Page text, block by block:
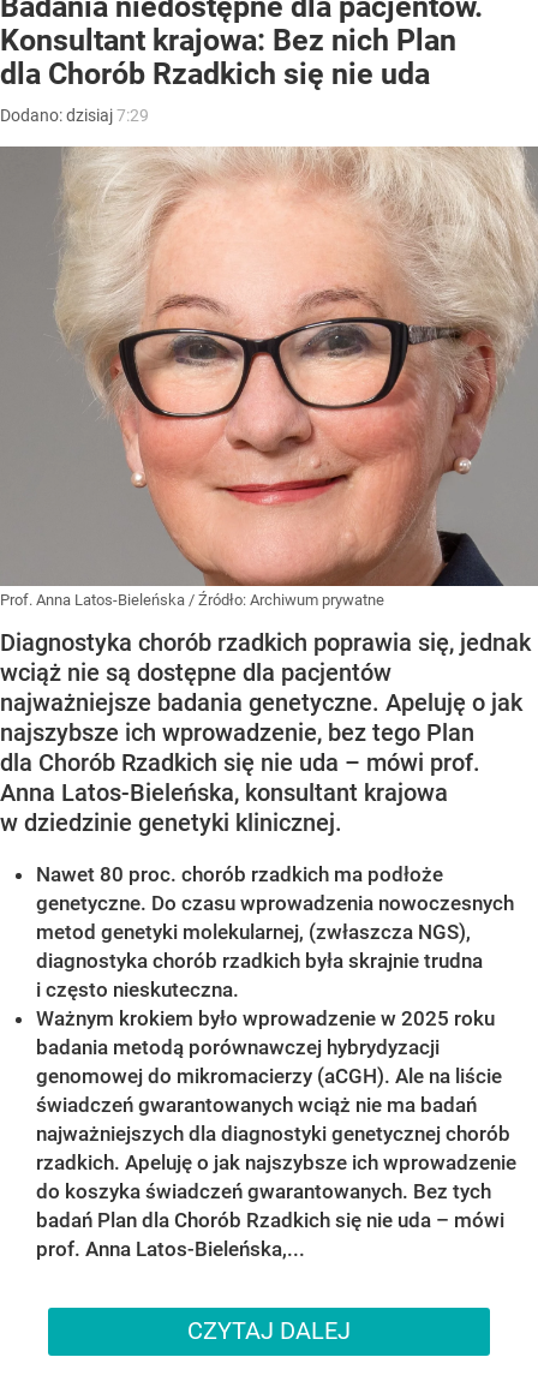
Konsultant krajowa: Bez nich Plan
dla Chorób Rzadkich się nie uda
Dodano:dzisiaj7:29
Prof. Anna Latos-Bieleńska / Źródło: Archiwum prywatne
Diagnostyka chorób rzadkich poprawia się, jednak
wciąż nie są dostępne dla pacjentów
najważniejsze badania genetyczne. Apeluję o jak
najszybsze ich wprowadzenie, bez tego Plan
dla Chorób Rzadkich się nie uda – mówi prof.
Anna Latos-Bieleńska, konsultant krajowa
w dziedzinie genetyki klinicznej.
Nawet 80 proc. chorób rzadkich ma podłoże
genetyczne. Do czasu wprowadzenia nowoczesnych
metod genetyki molekularnej, (zwłaszcza NGS),
diagnostyka chorób rzadkich była skrajnie trudna
i często nieskuteczna.
Ważnym krokiem było wprowadzenie w 2025 roku
badania metodą porównawczej hybrydyzacji
genomowej do mikromacierzy (aCGH). Ale na liście
świadczeń gwarantowanych wciąż nie ma badań
najważniejszych dla diagnostyki genetycznej chorób
rzadkich. Apeluję o jak najszybsze ich wprowadzenie
do koszyka świadczeń gwarantowanych. Bez tych
badań Plan dla Chorób Rzadkich się nie uda – mówi
prof. Anna Latos-Bieleńska,...
CZYTAJ DALEJ